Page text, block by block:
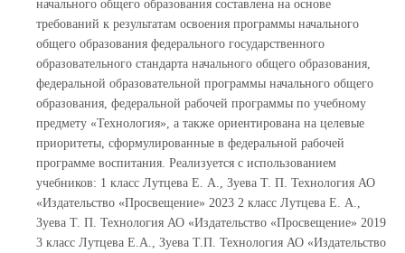
начального общего образования составлена на основе
требований к результатам освоения программы начального
общего образования федерального государственного
образовательного стандарта начального общего образования,
федеральной образовательной программы начального общего
образования, федеральной рабочей программы по учебному
предмету «Технология», а также ориентирована на целевые
приоритеты, сформулированные в федеральной рабочей
программе воспитания. Реализуется с использованием
учебников: 1 класс Лутцева Е. А., Зуева Т. П. Технология АО
«Издательство «Просвещение» 2023 2 класс Лутцева Е. А.,
Зуева Т. П. Технология АО «Издательство «Просвещение» 2019
3 класс Лутцева Е.А., Зуева Т.П. Технология АО «Издательство